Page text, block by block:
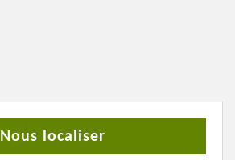
Nous localiser